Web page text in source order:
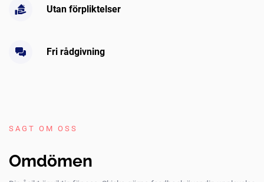
Utan förpliktelser
Fri rådgivning
SAGT OM OSS
Omdömen